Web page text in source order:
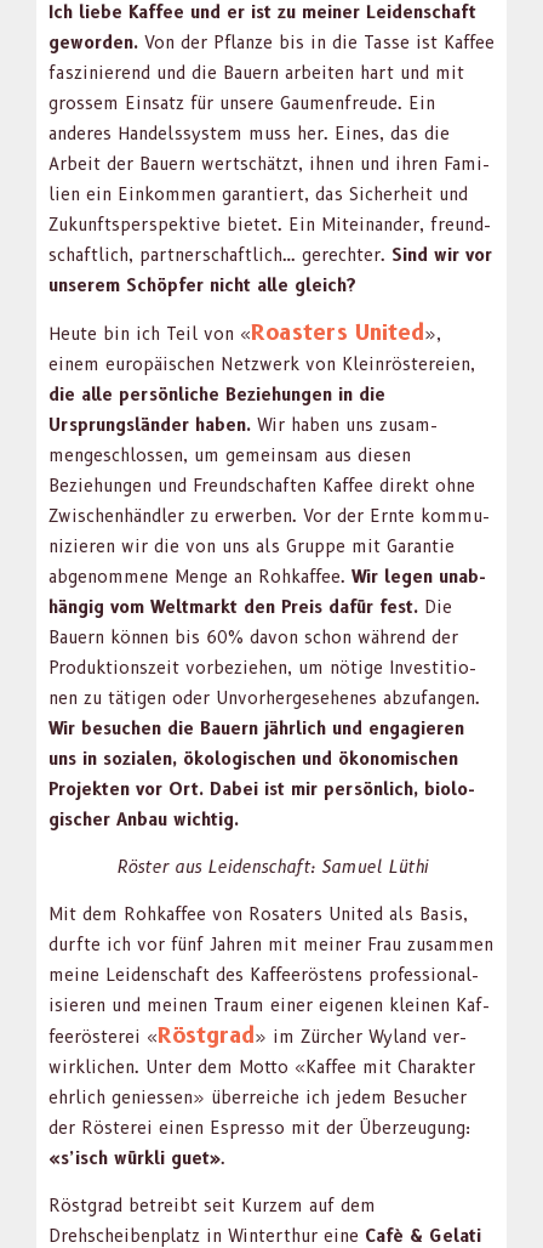
Ich liebe Kaf­fee und er ist zu mein­er Lei­den­schaft
gewor­den. Von der Pflanze bis in die Tasse ist Kaf­fee
faszinierend und die Bauern arbeit­en hart und mit
grossem Ein­satz für unsere Gau­men­freude. Ein
anderes Han­delssys­tem muss her. Eines, das die
Arbeit der Bauern wertschätzt, ihnen und ihren Fam­i­
lien ein Einkom­men garantiert, das Sicher­heit und
Zukun­ftsper­spek­tive bietet. Ein Miteinan­der, fre­und­
schaftlich, part­ner­schaftlich… gerechter. Sind wir vor
unserem Schöpfer nicht alle gle­ich?
Heute bin ich Teil von «Roast­ers Unit­ed »,
einem europäis­chen Net­zw­erk von Klein­röstereien,
die alle per­sön­liche Beziehun­gen in die
Ursprungslän­der haben. Wir haben uns zusam­
mengeschlossen, um gemein­sam aus diesen
Beziehun­gen und Fre­und­schaften Kaf­fee direkt ohne
Zwis­chen­händler zu erwer­ben. Vor der Ernte kom­mu­
nizieren wir die von uns als Gruppe mit Garantie
abgenommene Menge an Rohkaf­fee. Wir leg­en unab­
hängig vom Welt­markt den Preis dafür fest. Die
Bauern kön­nen bis 60% davon schon während der
Pro­duk­tion­szeit vor­beziehen, um nötige Investi­tio­
nen zu täti­gen oder Unvorherge­se­henes abz­u­fan­gen.
Wir besuchen die Bauern jährlich und engagieren
uns in sozialen, ökol­o­gis­chen und ökonomis­chen
Pro­jek­ten vor Ort. Dabei ist mir per­sön­lich, biol­o­
gis­ch­er Anbau wichtig.
Röster aus Lei­den­schaft: Samuel Lüthi
Mit dem Rohkaf­fee von Rosaters Unit­ed als Basis,
durfte ich vor fünf Jahren mit mein­er Frau zusam­men
meine Lei­den­schaft des Kaf­feeröstens pro­fes­sion­al­
isieren und meinen Traum ein­er eige­nen kleinen Kaf­
feerösterei «Röst­grad » im Zürcher Wyland ver­
wirk­lichen. Unter dem Mot­to «Kaf­fee mit Charak­ter
ehrlich geniessen» über­re­iche ich jedem Besuch­er
der Rösterei einen Espres­so mit der Überzeu­gung:
«s’isch würk­li guet».
Röst­grad betreibt seit Kurzem auf dem
Drehscheiben­platz in Win­terthur eine Cafè & Gelati